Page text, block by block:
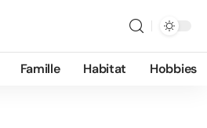
Famille Habitat Hobbies